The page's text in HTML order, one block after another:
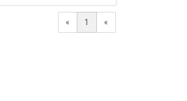
« 1 «